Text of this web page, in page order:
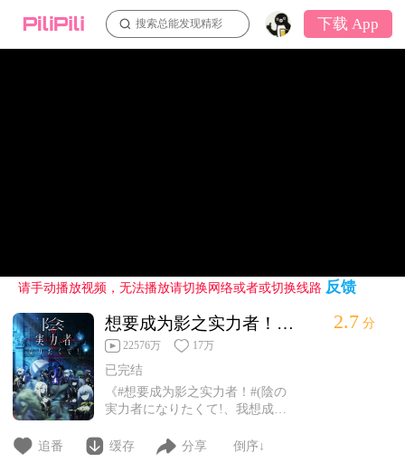
搜索总能发现精彩 下载 App
请手动播放视频，无法播放请切换网络或者或切换线路 反馈
想要成为影之实力者！第1集
22576万 17万
已完结
《#想要成为影之实力者！#(陰の
実力者になりたくて!、我想成为
东西插画的轻小说作品。近日，该
2.7 分
追番 缓存 分享 倒序↓